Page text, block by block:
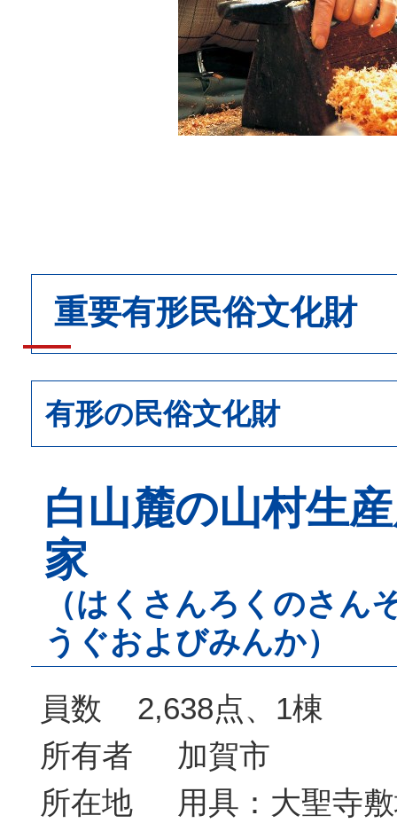
重要有形民俗文化財
有形の民俗文化財
白山麓の山村生
家
（はくさんろくのさん
うぐおよびみんか）
員数 2,638点、1棟
所有者 加賀市
所在地 用具：大聖寺敷